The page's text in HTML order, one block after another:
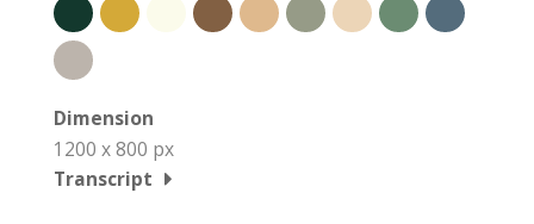
Dimension
1200 x 800 px
Transcript